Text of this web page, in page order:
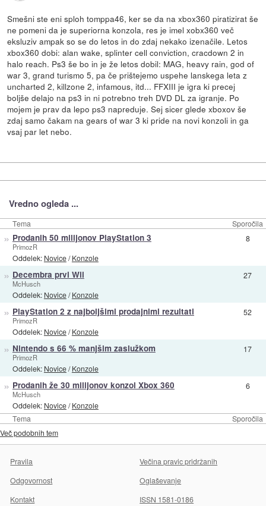
Smešni ste eni sploh tomppa46, ker se da na xbox360 piratizirat še
ne pomeni da je superiorna konzola, res je imel xobx360 več
eksluziv ampak so se do letos in do zdaj nekako izenačile. Letos
xbox360 dobi: alan wake, splinter cell conviction, cracdown 2 in
halo reach. Ps3 še bo in je že letos dobil: MAG, heavy rain, god of
war 3, grand turismo 5, pa če prištejemo uspehe lanskega leta z
uncharted 2, killzone 2, infamous, itd... FFXIII je igra ki precej
boljše delajo na ps3 in ni potrebno treh DVD DL za igranje. Po
mojem je prav da lepo ps3 napreduje. Sej sicer glede xboxov še
zdaj samo čakam na gears of war 3 ki pride na novi konzoli in ga
vsaj par let nebo.
Vredno ogleda ...
Tema Sporočila
Tema Sporočila
» Prodanih 50 milijonov PlayStation 3
PrimozR
Oddelek: Novice/Konzole
8
» Decembra prvi Wii
McHusch
Oddelek: Novice/Konzole
27
» PlayStation 2 z najboljšimi prodajnimi rezultati
PrimozR
Oddelek: Novice/Konzole
52
» Nintendo s 66 % manjšim zaslužkom
PrimozR
Oddelek: Novice/Konzole
17
» Prodanih že 30 milijonov konzol Xbox 360
McHusch
Oddelek: Novice/Konzole
6
Več podobnih tem
Pravila
Večina pravic pridržanih
Odgovornost
Oglaševanje
Kontakt
ISSN 1581-0186